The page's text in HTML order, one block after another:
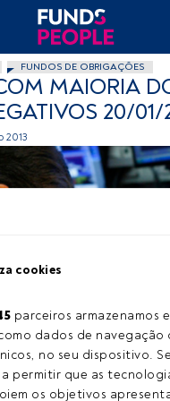
cookies
parceiros armazenamos
dados de navegação
no seu dispositivo.
permitir que as
os objetivos
FUNDOS DE OBRIGAÇÕES
MAIORIA
20/01/
2013